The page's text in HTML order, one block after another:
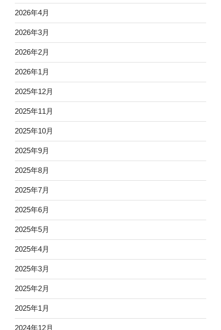
2026年4月
2026年3月
2026年2月
2026年1月
2025年12月
2025年11月
2025年10月
2025年9月
2025年8月
2025年7月
2025年6月
2025年5月
2025年4月
2025年3月
2025年2月
2025年1月
2024年12月